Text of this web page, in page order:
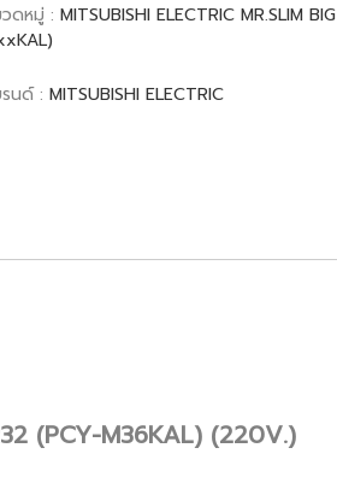
ดหมู่ : MITSUBISHI ELECTRIC MR.SLIM BIG
นด์ : MITSUBISHI ELECTRIC
(PCY-M36KAL) (220V.)